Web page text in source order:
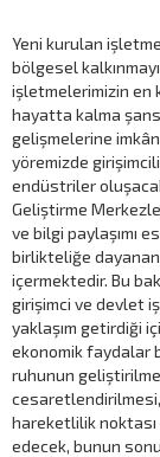
Yeni kurulan
bölgesel
işletmelerimizin en
hayatta kalma
gelişmelerine
yöremizde
endüstriler
Geliştirme
ve bilgi paylaşımı
birlikteliğe dayanan,
içermektedir. Bu
girişimci ve devlet
yaklaşım getirdiği
ekonomik faydalar
ruhunun
hareketlilik
edecek, bunun